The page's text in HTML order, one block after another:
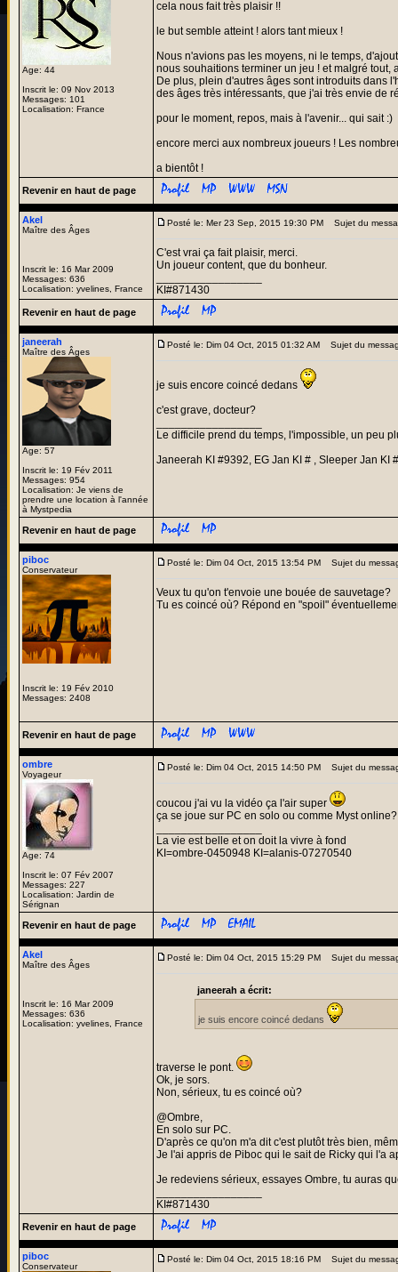
Age: 44
Inscrit le: 09 Nov 2013
Messages: 101
Localisation: France
cela nous fait très plaisir !!
le but semble atteint ! alors tant mieux !
Nous n'avions pas les moyens, ni le temps,
nous souhaitions terminer un jeu ! et malgré tout,
De plus, plein d'autres âges sont introduits dans
des âges très intéressants, que j'ai très envie de
pour le moment, repos, mais à l'avenir... qui sait :)
encore merci aux nombreux joueurs ! Les
a bientôt !
Revenir en haut de page
Akel
Maître des Âges
Inscrit le: 16 Mar 2009
Messages: 636
Localisation: yvelines, France
Posté le: Mer 23 Sep, 2015 19:30 PM Sujet du
C'est vrai ça fait plaisir, merci.
Un joueur content, que du bonheur.
KI#871430
Revenir en haut de page
janeerah
Maître des Âges
Age: 57
Inscrit le: 19 Fév 2011
Messages: 954
Localisation: Je viens de
prendre une location à l'année
à Mystpedia
Posté le: Dim 04 Oct, 2015 01:32 AM Sujet du
je suis encore coincé dedans
c'est grave, docteur?
Le difficile prend du temps, l'impossible, un peu
Janeerah KI #9392, EG Jan KI # , Sleeper Jan KI #
Revenir en haut de page
piboc
Conservateur
Inscrit le: 19 Fév 2010
Messages: 2408
Posté le: Dim 04 Oct, 2015 13:54 PM Sujet du
Veux tu qu'on t'envoie une bouée de sauvetage?
Tu es coincé où? Répond en "spoil"
Revenir en haut de page
ombre
Voyageur
Age: 74
Inscrit le: 07 Fév 2007
Messages: 227
Localisation: Jardin de
Sérignan
Posté le: Dim 04 Oct, 2015 14:50 PM Sujet du
coucou j'ai vu la vidéo ça l'air super
ça se joue sur PC en solo ou comme Myst online?
La vie est belle et on doit la vivre à fond
KI=ombre-0450948 KI=alanis-07270540
Revenir en haut de page
Akel
Maître des Âges
Inscrit le: 16 Mar 2009
Messages: 636
Localisation: yvelines, France
Posté le: Dim 04 Oct, 2015 15:29 PM Sujet du
janeerah a écrit:
je suis encore coincé dedans
traverse le pont.
Ok, je sors.
Non, sérieux, tu es coincé où?
@Ombre,
En solo sur PC.
D'après ce qu'on m'a dit c'est plutôt très bien,
Je l'ai appris de Piboc qui le sait de Ricky qui l'a
Je redeviens sérieux, essayes Ombre, tu auras
KI#871430
Revenir en haut de page
piboc
Conservateur
Posté le: Dim 04 Oct, 2015 18:16 PM Sujet du